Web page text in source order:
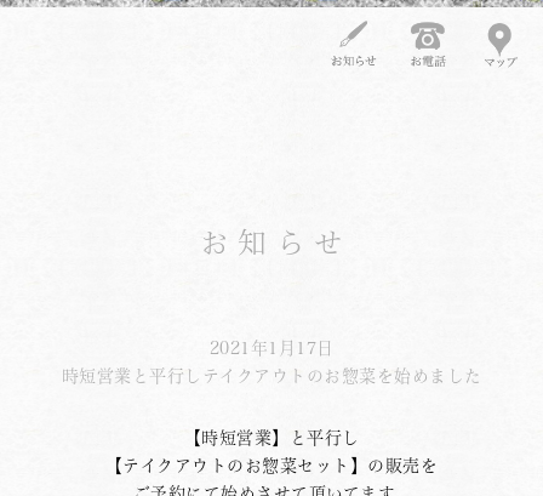
お知らせ
2021年1月17日
時短営業と平行しテイクアウトのお惣菜を始めました
【時短営業】と平行し
【テイクアウトのお惣菜セット】の販売を